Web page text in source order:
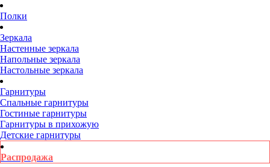
Полки
Зеркала
Настенные зеркала
Напольные зеркала
Настольные зеркала
Гарнитуры
Спальные гарнитуры
Гостиные гарнитуры
Гарнитуры в прихожую
Детские гарнитуры
Распродажа